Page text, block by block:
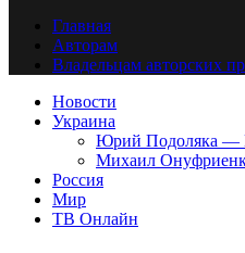
Главная
Авторам
Владельцам авторских
Новости
Украина
Юрий Подоляка
Михаил
Россия
Мир
ТВ Онлайн